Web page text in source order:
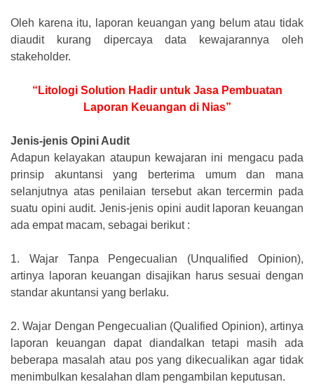
Oleh karena itu, laporan keuangan yang belum atau tidak
diaudit kurang dipercaya data kewajarannya oleh
stakeholder.
“Litologi Solution Hadir untuk Jasa Pembuatan
Laporan Keuangan di Nias”
Jenis-jenis Opini Audit
Adapun kelayakan ataupun kewajaran ini mengacu pada
prinsip akuntansi yang berterima umum dan mana
selanjutnya atas penilaian tersebut akan tercermin pada
suatu opini audit. Jenis-jenis opini audit laporan keuangan
ada empat macam, sebagai berikut :
1.
Wajar Tanpa Pengecualian (Unqualified Opinion),
artinya laporan keuangan disajikan harus sesuai dengan
standar akuntansi yang berlaku.
2. Wajar Dengan Pengecualian (Qualified Opinion), artinya
laporan keuangan dapat diandalkan tetapi masih ada
beberapa masalah atau pos yang dikecualikan agar tidak
menimbulkan kesalahan dlam pengambilan keputusan.